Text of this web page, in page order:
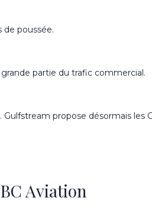
de poussée.
partie du trafic commercial.
propose désormais
Aviation